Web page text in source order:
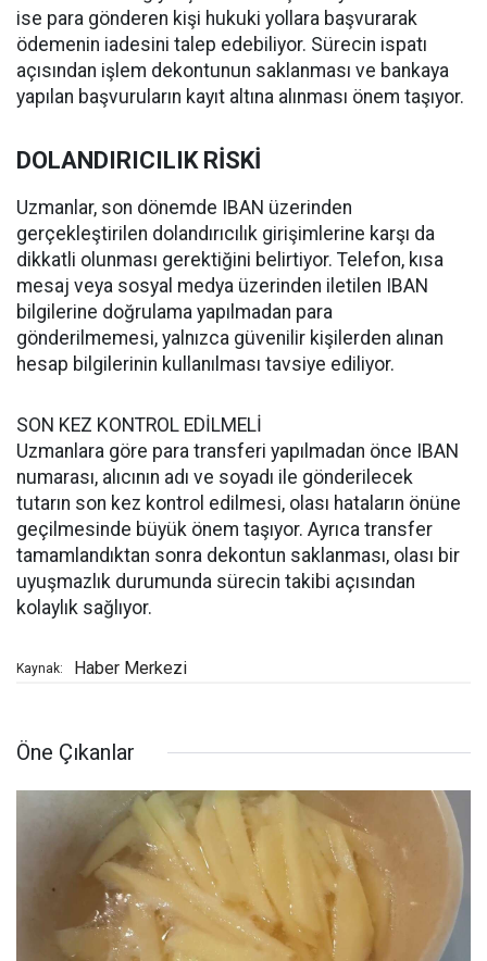
ise para gönderen kişi hukuki yollara başvurarak
ödemenin iadesini talep edebiliyor. Sürecin ispatı
açısından işlem dekontunun saklanması ve bankaya
yapılan başvuruların kayıt altına alınması önem taşıyor.
DOLANDIRICILIK RİSKİ
Uzmanlar, son dönemde IBAN üzerinden
gerçekleştirilen dolandırıcılık girişimlerine karşı da
dikkatli olunması gerektiğini belirtiyor. Telefon, kısa
mesaj veya sosyal medya üzerinden iletilen IBAN
bilgilerine doğrulama yapılmadan para
gönderilmemesi, yalnızca güvenilir kişilerden alınan
hesap bilgilerinin kullanılması tavsiye ediliyor.
SON KEZ KONTROL EDİLMELİ
Uzmanlara göre para transferi yapılmadan önce IBAN
numarası, alıcının adı ve soyadı ile gönderilecek
tutarın son kez kontrol edilmesi, olası hataların önüne
geçilmesinde büyük önem taşıyor. Ayrıca transfer
tamamlandıktan sonra dekontun saklanması, olası bir
uyuşmazlık durumunda sürecin takibi açısından
kolaylık sağlıyor.
Kaynak: Haber Merkezi
Öne Çıkanlar